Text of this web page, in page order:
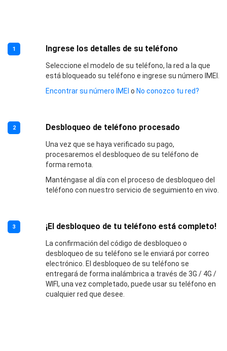
1 Ingrese los detalles de su teléfono
Seleccione el modelo de su teléfono, la red a la que
está bloqueado su teléfono e ingrese su número IMEI.
Encontrar su número IMEI o No conozco tu red?
2 Desbloqueo de teléfono procesado
Una vez que se haya verificado su pago,
procesaremos el desbloqueo de su teléfono de
forma remota.
Manténgase al día con el proceso de desbloqueo del
teléfono con nuestro servicio de seguimiento en vivo.
3 ¡El desbloqueo de tu teléfono está completo!
La confirmación del código de desbloqueo o
desbloqueo de su teléfono se le enviará por correo
electrónico. El desbloqueo de su teléfono se
entregará de forma inalámbrica a través de 3G / 4G /
WIFI, una vez completado, puede usar su teléfono en
cualquier red que desee.